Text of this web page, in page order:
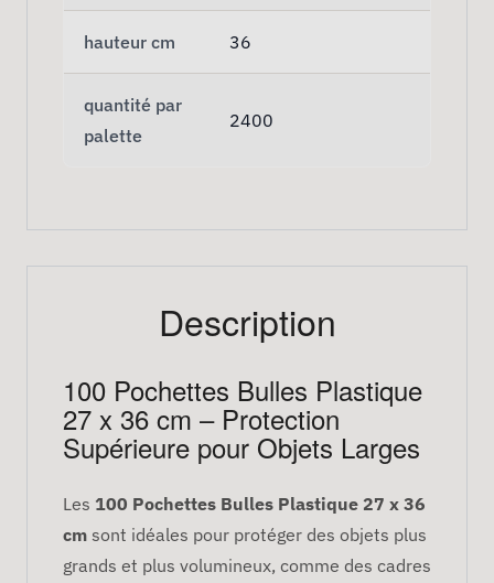
hauteur cm 36
quantité par
palette
2400
Description
100 Pochettes Bulles Plastique
27 x 36 cm – Protection
Supérieure pour Objets Larges
Les 100 Pochettes Bulles Plastique 27 x 36
cm sont idéales pour protéger des objets plus
grands et plus volumineux, comme des cadres